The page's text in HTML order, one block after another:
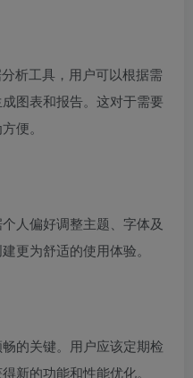
析工具，用户可以根据需
图表和报告。这对于需要
便。
人偏好调整主题、字体及
更为舒适的使用体验。
的关键。用户应该定期检
新的功能和性能优化。